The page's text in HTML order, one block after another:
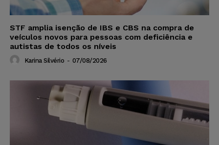
STF amplia isenção de IBS e CBS na compra de
veículos novos para pessoas com deficiência e
autistas de todos os níveis
Karina Silvério - 07/08/2026